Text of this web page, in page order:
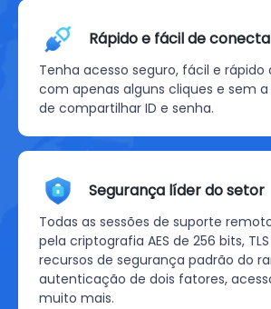
Rápido e fácil de
Tenha acesso seguro, fácil e rápido
com apenas alguns cliques e sem
de compartilhar ID e senha.
Segurança líder do setor
Todas as sessões de suporte
pela criptografia AES de 256 bits,
recursos de segurança padrão do
autenticação de dois fatores,
muito mais.